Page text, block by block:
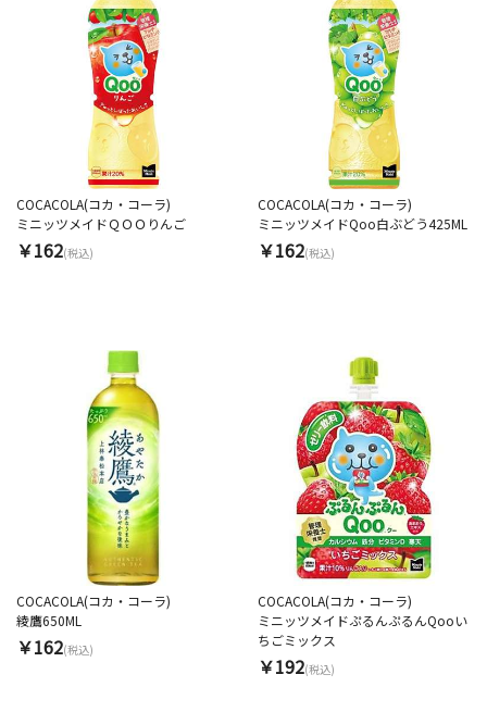
COCACOLA(コカ・コーラ)
ミニッツメイドＱＯＯりんご
￥162(税込)
COCACOLA(コカ・コーラ)
ミニッツメイドQoo白ぶどう425ML
￥162(税込)
COCACOLA(コカ・コーラ)
綾鷹650ML
￥162(税込)
COCACOLA(コカ・コーラ)
ミニッツメイドぷるんぷるんQooい
ちごミックス
￥192(税込)